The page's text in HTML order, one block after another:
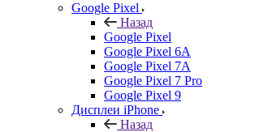
Google Pixel
Назад
Google Pixel
Google Pixel 6A
Google Pixel 7А
Google Pixel 7 Pro
Google Pixel 9
Дисплеи iPhone
Назад